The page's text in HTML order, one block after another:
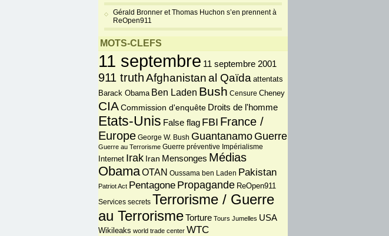
Gérald Bronner et Thomas Huchon s’en prennent à
ReOpen911
MOTS-CLEFS
11 septembre 11 septembre 2001
911 truthAfghanistanal Qaïda attentats
Barack Obama Ben Laden Bush Censure Cheney
CIA Commission d'enquête Droits de l'homme
Etats-Unis False flag FBI France /
Europe George W. Bush Guantanamo Guerre
Guerre au Terrorisme Guerre préventive Impérialisme
Internet Irak Iran Mensonges Médias
ObamaOTAN Oussama ben Laden Pakistan
Patriot Act Pentagone Propagande ReOpen911
Services secrets Terrorisme / Guerre
au TerrorismeTorture Tours Jumelles USA
Wikileaks world trade center WTC